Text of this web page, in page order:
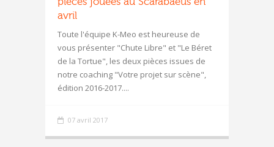
avril
Toute l'équipe K-Meo est heureuse de
vous présenter "Chute Libre" et "Le Béret
de la Tortue", les deux pièces issues de
notre coaching "Votre projet sur scène",
édition 2016-2017....
07 avril 2017